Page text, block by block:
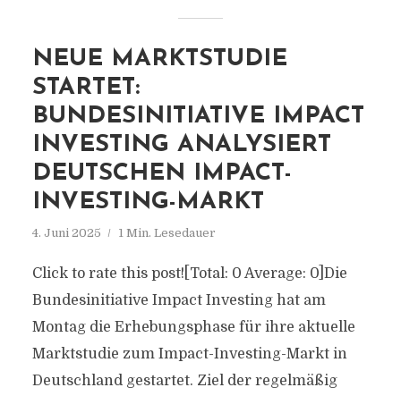
NEUE MARKTSTUDIE
STARTET:
BUNDESINITIATIVE IMPACT
INVESTING ANALYSIERT
DEUTSCHEN IMPACT-
INVESTING-MARKT
4. Juni 2025 1 Min. Lesedauer
Click to rate this post![Total: 0 Average: 0]Die
Bundesinitiative Impact Investing hat am
Montag die Erhebungsphase für ihre aktuelle
Marktstudie zum Impact-Investing-Markt in
Deutschland gestartet. Ziel der regelmäßig